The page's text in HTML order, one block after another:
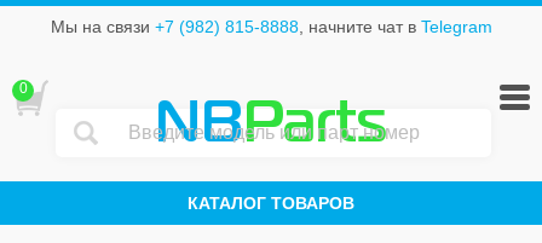
Мы на связи +7 (982) 815-8888, начните чат в Telegram
NBParts
КАТАЛОГ ТОВАРОВ
0